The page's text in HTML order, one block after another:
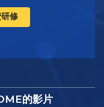
修
的影片